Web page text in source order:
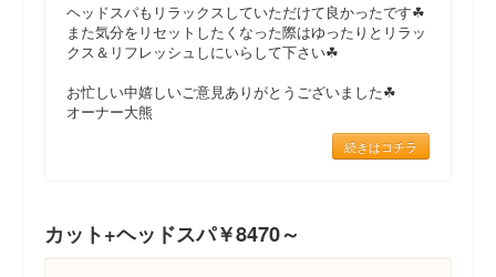
ヘッドスパもリラックスしていただけて良かったです☘
また気分をリセットしたくなった際はゆったりとリラッ
クス＆リフレッシュしにいらして下さい☘
お忙しい中嬉しいご意見ありがとうございました☘
オーナー大熊
続きはコチラ
カット+ヘッドスパ￥8470～